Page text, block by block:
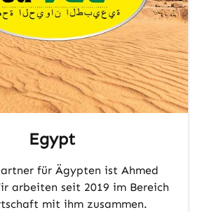
Egypt
für Ägypten ist Ahmed
arbeiten seit 2019 im Bereich
mit ihm zusammen.